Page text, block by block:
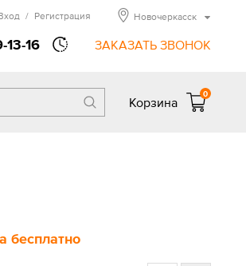
13-16 ЗАКАЗАТЬ ЗВОНОК
/ Регистрация Новочеркасск
Корзина
0
бесплатно